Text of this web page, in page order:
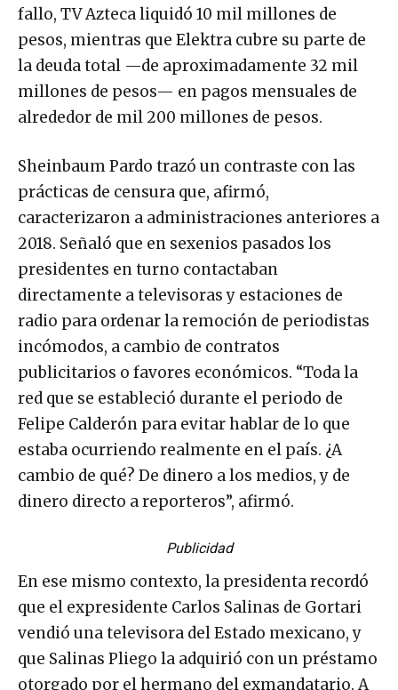
fallo, TV Azteca liquidó 10 mil millones de
pesos, mientras que Elektra cubre su parte de
la deuda total —de aproximadamente 32 mil
millones de pesos— en pagos mensuales de
alrededor de mil 200 millones de pesos.
Sheinbaum Pardo trazó un contraste con las
prácticas de censura que, afirmó,
caracterizaron a administraciones anteriores a
2018. Señaló que en sexenios pasados los
presidentes en turno contactaban
directamente a televisoras y estaciones de
radio para ordenar la remoción de periodistas
incómodos, a cambio de contratos
publicitarios o favores económicos. “Toda la
red que se estableció durante el periodo de
Felipe Calderón para evitar hablar de lo que
estaba ocurriendo realmente en el país. ¿A
cambio de qué? De dinero a los medios, y de
dinero directo a reporteros”, afirmó.
Publicidad
En ese mismo contexto, la presidenta recordó
que el expresidente Carlos Salinas de Gortari
vendió una televisora del Estado mexicano, y
que Salinas Pliego la adquirió con un préstamo
otorgado por el hermano del exmandatario. A